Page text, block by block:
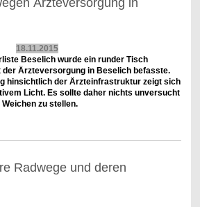
18.11.2015
Beselich wurde ein runder Tisch
Ärzteversorgung in Beselich befasste.
hinsichtlich der Ärzteinfrastruktur zeigt sich
Licht. Es sollte daher nichts unversucht
zu stellen.
Radwege und deren